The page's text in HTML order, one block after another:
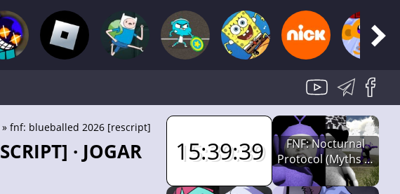
» fnf: blueballed 2026 [rescript]
15:39:38
FNF: Nocturnal
Protocol (Myths of
Tubbyland)